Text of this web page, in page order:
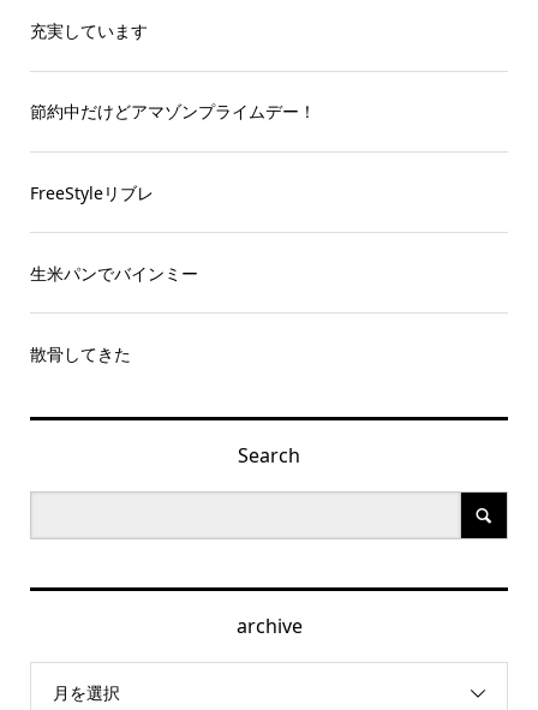
充実しています
節約中だけどアマゾンプライムデー！
FreeStyleリブレ
生米パンでバインミー
散骨してきた
Search
archive
月を選択